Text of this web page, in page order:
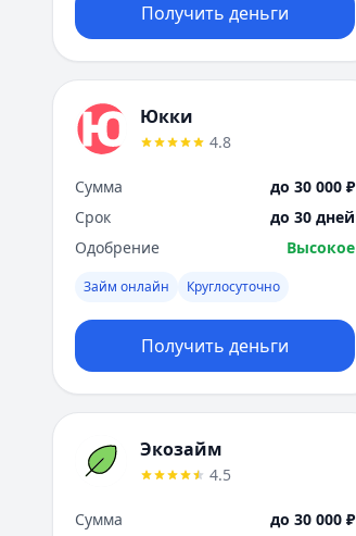
Получить деньги
Юкки
4.8
Сумма
до 30 000 ₽
Срок
до 30 дней
Одобрение
Высокое
Займ онлайн Круглосуточно
Получить деньги
Экозайм
4.5
Сумма до 30 000 ₽